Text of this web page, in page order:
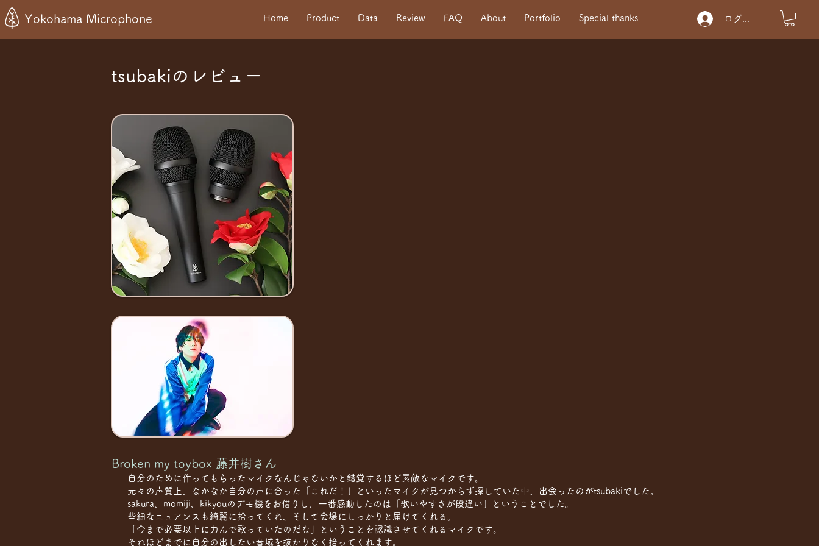
Yokohama Microphone ログイン
Home Product Data Review FAQ About Portfolio Special thanks
tsubakiのレビュー
Broken my toybox 藤井樹さん
自分のために作ってもらったマイクなんじゃないかと錯覚するほど素敵なマイクです。
元々の声質上、なかなか自分の声に合った「これだ！」といったマイクが見つからず探していた中、出会ったのがtsubakiでした。
sakura、momiji、kikyouのデモ機をお借りし、一番感動したのは「歌いやすさが段違い」ということでした。
些細なニュアンスも綺麗に拾ってくれ、そして会場にしっかりと届けてくれる。
「今まで必要以上に力んで歌っていたのだな」ということを認識させてくれるマイクです。
それほどまでに自分の出したい音域を抜かりなく拾ってくれます。